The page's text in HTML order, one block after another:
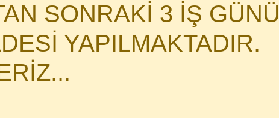
SONRAKİ 3 İŞ GÜNÜ
YAPILMAKTADIR.